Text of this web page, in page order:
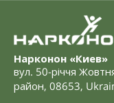
Нарконон «Киев»
вул. 50-річчя
район, 08653,